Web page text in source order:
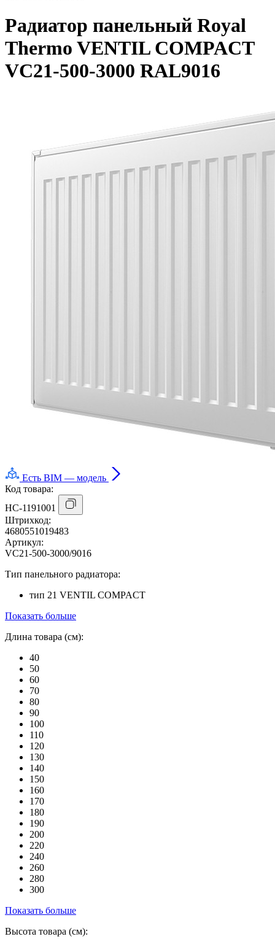
Радиатор панельный Royal
Thermo VENTIL COMPACT
VC21-500-3000 RAL9016
Есть BIM — модель
Код товара:
НС-1191001
Штрихкод:
4680551019483
Артикул:
VC21-500-3000/9016
Тип панельного радиатора:
тип 21 VENTIL COMPACT
Показать больше
Длина товара (см):
40
50
60
70
80
90
100
110
120
130
140
150
160
170
180
190
200
220
240
260
280
300
Показать больше
Высота товара (см):